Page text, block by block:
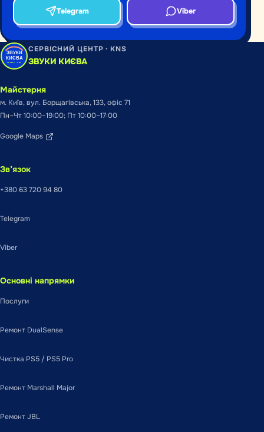
Telegram Viber
СЕРВІСНИЙ ЦЕНТР · KNS
ЗВУКИ КИЄВА
Майстерня
м. Київ, вул. Борщагівська, 133, офіс 71
Пн–Чт 10:00–19:00; Пт 10:00–17:00
Google Maps
Зв’язок
+380 63 720 94 80
Telegram
Viber
Основні напрямки
Послуги
Ремонт DualSense
Чистка PS5 / PS5 Pro
Ремонт Marshall Major
Ремонт JBL